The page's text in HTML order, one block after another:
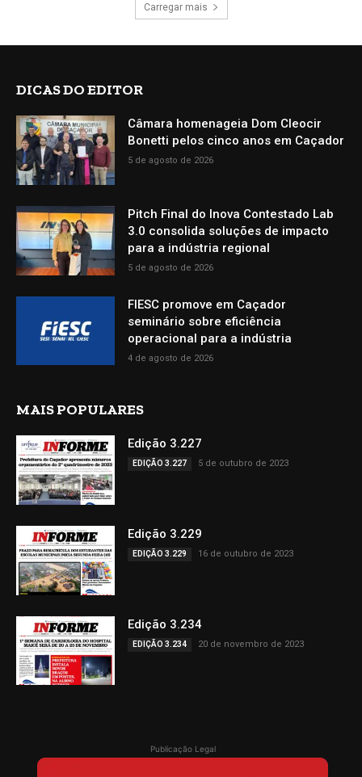
Carregar mais
DICAS DO EDITOR
Câmara homenageia Dom Cleocir
Bonetti pelos cinco anos em Caçador
5 de agosto de 2026
Pitch Final do Inova Contestado Lab
3.0 consolida soluções de impacto
para a indústria regional
5 de agosto de 2026
FIESC promove em Caçador
seminário sobre eficiência
operacional para a indústria
4 de agosto de 2026
MAIS POPULARES
Edição 3.227
EDIÇÃO 3.227 5 de outubro de 2023
Edição 3.229
EDIÇÃO 3.229 16 de outubro de 2023
Edição 3.234
EDIÇÃO 3.234 20 de novembro de 2023
Publicação Legal